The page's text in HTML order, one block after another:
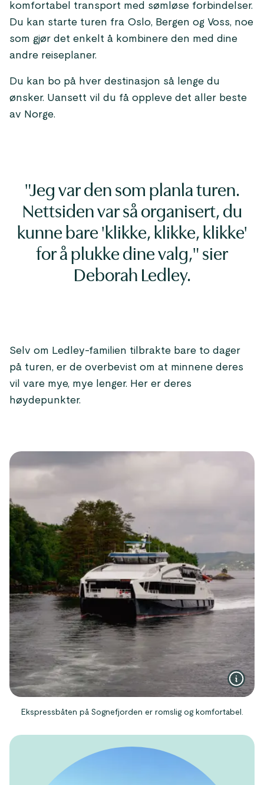
komfortabel transport med sømløse forbindelser.
Du kan starte turen fra Oslo, Bergen og Voss, noe
som gjør det enkelt å kombinere den med dine
andre reiseplaner.
Du kan bo på hver destinasjon så lenge du
ønsker. Uansett vil du få oppleve det aller beste
av Norge.
"Jeg var den som planla turen.
Nettsiden var så organisert, du
kunne bare 'klikke, klikke, klikke'
for å plukke dine valg," sier
Deborah Ledley.
Selv om Ledley-familien tilbrakte bare to dager
på turen, er de overbevist om at minnene deres
vil vare mye, mye lenger. Her er deres
høydepunkter.
Ekspressbåten på Sognefjorden er romslig og komfortabel.